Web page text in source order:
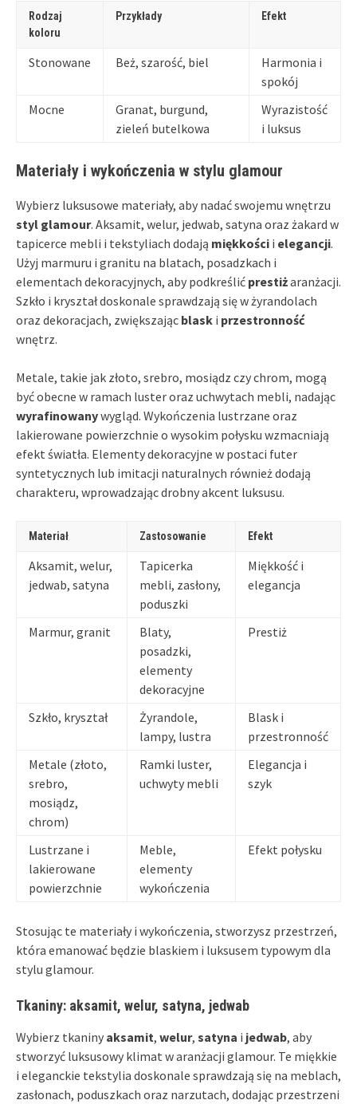
Rodzaj
koloru
Przykłady Efekt
Stonowane Beż, szarość, biel
Harmonia i
spokój
Mocne
Granat, burgund,
zieleń butelkowa
Wyrazistość
i luksus
Materiały i wykończenia w stylu glamour
Wybierz luksusowe materiały, aby nadać swojemu wnętrzu
styl glamour. Aksamit, welur, jedwab, satyna oraz żakard w
tapicerce mebli i tekstyliach dodają miękkości i elegancji.
Użyj marmuru i granitu na blatach, posadzkach i
elementach dekoracyjnych, aby podkreślić prestiżaranżacji.
Szkło i kryształ doskonale sprawdzają się w żyrandolach
oraz dekoracjach, zwiększając blask i przestronność
wnętrz.
Metale, takie jak złoto, srebro, mosiądz czy chrom, mogą
być obecne w ramach luster oraz uchwytach mebli, nadając
wyrafinowanywygląd. Wykończenia lustrzane oraz
lakierowane powierzchnie o wysokim połysku wzmacniają
efekt światła. Elementy dekoracyjne w postaci futer
syntetycznych lub imitacji naturalnych również dodają
charakteru, wprowadzając drobny akcent luksusu.
Materiał Zastosowanie Efekt
Aksamit, welur,
jedwab, satyna
Tapicerka
mebli, zasłony,
poduszki
Miękkość i
elegancja
Marmur, granit
Blaty,
posadzki,
elementy
dekoracyjne
Prestiż
Szkło, kryształ
Żyrandole,
lampy, lustra
Blask i
przestronność
Metale (złoto,
srebro,
mosiądz,
chrom)
Ramki luster,
uchwyty mebli
Elegancja i
szyk
Lustrzane i
lakierowane
powierzchnie
Meble,
elementy
wykończenia
Efekt połysku
Stosując te materiały i wykończenia, stworzysz przestrzeń,
która emanować będzie blaskiem i luksusem typowym dla
stylu glamour.
Tkaniny: aksamit, welur, satyna, jedwab
Wybierz tkaniny aksamit, welur, satyna i jedwab, aby
stworzyć luksusowy klimat w aranżacji glamour. Te miękkie
i eleganckie tekstylia doskonale sprawdzają się na meblach,
zasłonach, poduszkach oraz narzutach, dodając przestrzeni